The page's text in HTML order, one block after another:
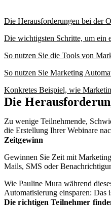
Die Herausforderungen bei der
Die wichtigsten Schritte, um ein
So nutzen Sie die Tools von
So nutzen Sie Marketing
Konkretes Beispiel, wie
Die
Zu wenige Teilnehmende,
die Erstellung Ihrer Webinare
Zeitgewinn
Gewinnen Sie Zeit mit
Mails, SMS oder
Wie Pauline Mura während
Automatisierung einsparen: Das
Die richtigen Teilnehmer